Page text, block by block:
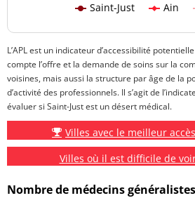
Saint-Just Ain
L’APL est un indicateur d’accessibilité
compte l’offre et la demande de soins sur la
voisines, mais aussi la structure par âge de la
d’activité des professionnels. Il s’agit de
évaluer si Saint-Just est un désert médical.
Villes avec le meilleur
Villes où il est difficile de
Nombre de médecins